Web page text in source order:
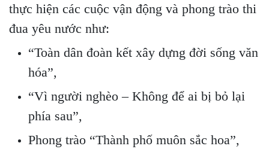
thực hiện các cuộc vận động và phong trào thi
đua yêu nước như:
“Toàn dân đoàn kết xây dựng đời sống văn
hóa”,
“Vì người nghèo – Không để ai bị bỏ lại
phía sau”,
Phong trào “Thành phố muôn sắc hoa”,